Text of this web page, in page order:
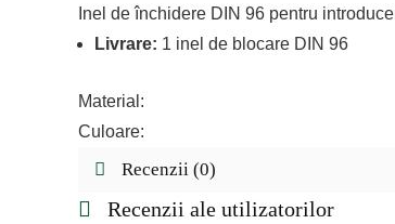
Inel de închidere DIN 96 pentru
Livrare: 1 inel de blocare DIN 96
Material:
Culoare:
Recenzii (0)
Recenzii ale utilizatorilor